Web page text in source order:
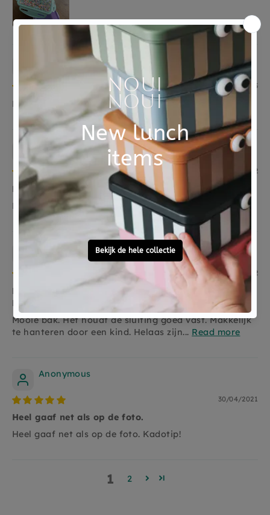
Anouk Donderwinkel
01/08/2023
Leuke en mooie broodtrommel
Anonymous
21/08/2022
Reeds beschreven
Reeds beschreven
Anonymous
28/01/2022
Mooie bak. Het houdt de sluiting goed vast.
Makkelijk te hanteren door een kind.
Mooie bak. Het houdt de sluiting goed vast. Makkelijk
te hanteren door een kind. Helaas zijn... Read more
Anonymous
30/04/2021
Heel gaaf net als op de foto.
Heel gaaf net als op de foto. Kadotip!
1 2